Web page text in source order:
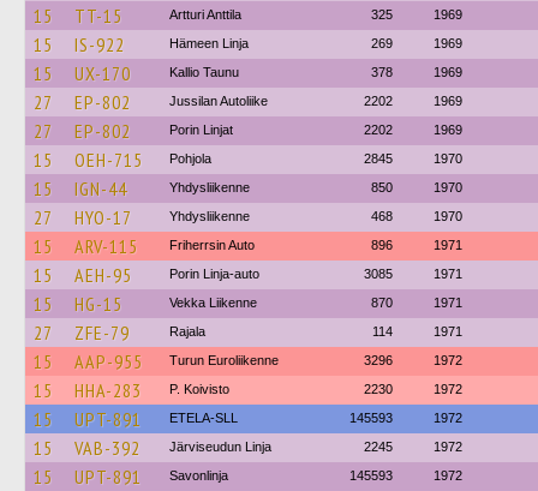
15 TT-15 Artturi Anttila 325 1969
15 IS-922 Hämeen Linja 269 1969
15 UX-170 Kallio Taunu 378 1969
27 EP-802 Jussilan Autoliike 2202 1969
27 EP-802 Porin Linjat 2202 1969
15 OEH-715 Pohjola 2845 1970
15 IGN-44 Yhdysliikenne 850 1970
27 HYO-17 Yhdysliikenne 468 1970
15 ARV-115 Friherrsin Auto 896 1971
15 AEH-95 Porin Linja-auto 3085 1971
15 HG-15 Vekka Liikenne 870 1971
27 ZFE-79 Rajala 114 1971
15 AAP-955 Turun Euroliikenne 3296 1972
15 HHA-283 P. Koivisto 2230 1972
15 UPT-891 ETELA-SLL 145593 1972
15 VAB-392 Järviseudun Linja 2245 1972
15 UPT-891 Savonlinja 145593 1972